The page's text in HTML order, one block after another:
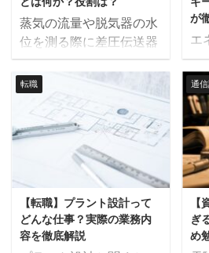
変動を抑えることを ...
す
めに設置される制御弁で
す。 放蒸弁の一次側に圧
力センサーを設置し、設
弁が開度を調整しながら
放出させる蒸気量を制御
し、圧力を一定に保ちま
す。 放出される蒸気の量
によっては流速が
100m/s程度と速くな
り、騒音が発生するので
放蒸弁二次側には騒音低
減用のサイレンサが設 ...
呼
シ
れ
を
な
の
と
っ
ま
蒸気の流量や脱気器の水
位を測る際に差圧伝送器
などを使用すると、付属
品として「コンデンスポ
ット」が付いてきます。
この記事では「コンデン
スポット」とは何かにつ
いて解説します。 コンデ
ンスポットとは コンデン
スポットとは圧力の検出
器と配管を繋ぐ導管に設
置される金属の容器のこ
とを言い、上の図のよう
が
エ
も
き
門
考
い
進
つ
ま
な
転職
【転職】プラント設計って
どんな仕事？実際の業務内
容を徹底解説
通
ぎ
め